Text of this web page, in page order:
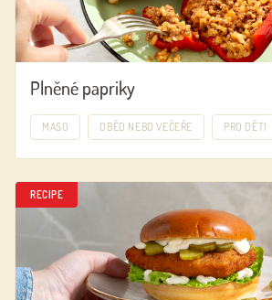
Plněné papriky
MASO OBĚD NEBO VEČEŘE PRO DĚTI
RECIPE